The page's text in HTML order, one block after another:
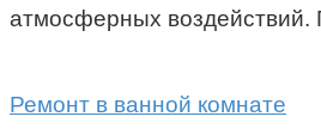
атмосферных воздействий.
Ремонт в ванной комнате